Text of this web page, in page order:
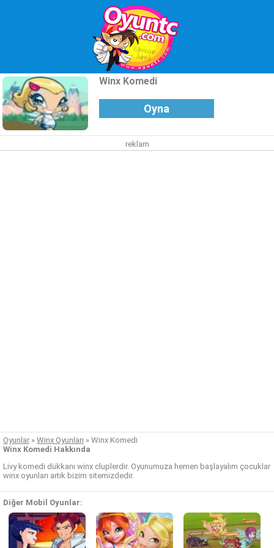
Winx Komedi
Oyna
reklam
Oyunlar » Winx Oyunları » Winx Komedi
Winx Komedi Hakkında
Livy komedi dükkanı winx cluplerdir. Oyunumuza hemen başlayalım çocuklar
winx oyunları artık bizim sitemizdedir.
Diğer Mobil Oyunlar: